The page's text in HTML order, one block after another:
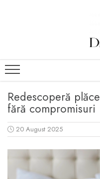
Redescoperă
fără compromisuri
20 August 2025